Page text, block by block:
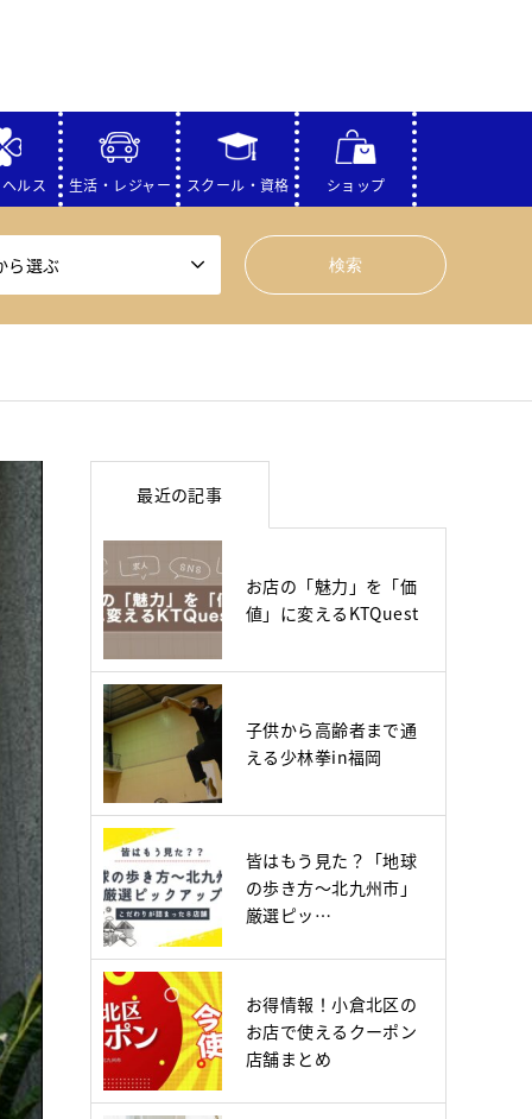
ルス 生活・レジャー スクール・資格 ショップ
ら選ぶ
最近の記事
お店の「魅力」を「価
値」に変えるKTQuest
子供から高齢者まで通
える少林拳in福岡
皆はもう見た？「地球
の歩き方～北九州市」
厳選ピッ…
お得情報！小倉北区の
お店で使えるクーポン
店舗まとめ